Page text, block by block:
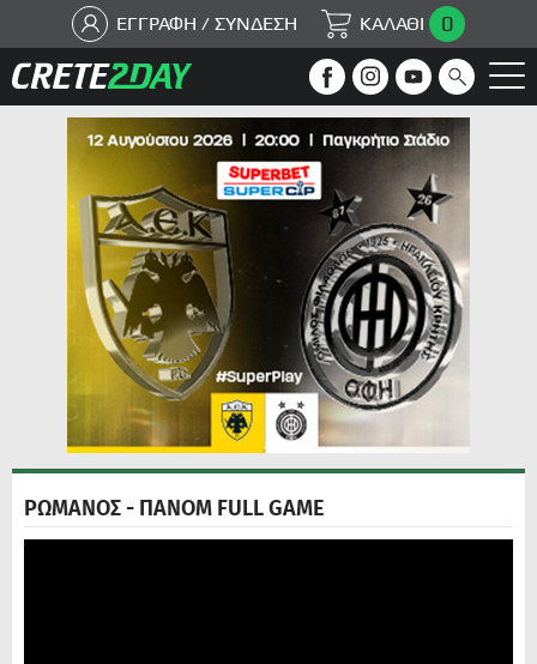
ΕΓΓΡΑΦΗ / ΣΥΝΔΕΣΗ ΚΑΛΑΘΙ 0
ΡΩΜΑΝΟΣ - ΠΑΝΟΜ FULL GAME